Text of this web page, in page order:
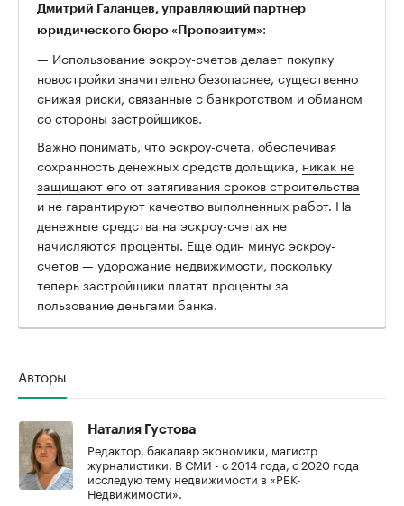
Дмитрий Галанцев, управляющий партнер
юридического бюро «Пропозитум»:
— Использование эскроу-счетов делает покупку
новостройки значительно безопаснее, существенно
снижая риски, связанные с банкротством и обманом
со стороны застройщиков.
Важно понимать, что эскроу-счета, обеспечивая
сохранность денежных средств дольщика, никак не
защищают его от затягивания сроков строительства
и не гарантируют качество выполненных работ. На
денежные средства на эскроу-счетах не
начисляются проценты. Еще один минус эскроу-
счетов — удорожание недвижимости, поскольку
теперь застройщики платят проценты за
пользование деньгами банка.
Авторы
Наталия Густова
Редактор, бакалавр экономики, магистр
журналистики. В СМИ - с 2014 года, с 2020 года
исследую тему недвижимости в «РБК-
Недвижимости».